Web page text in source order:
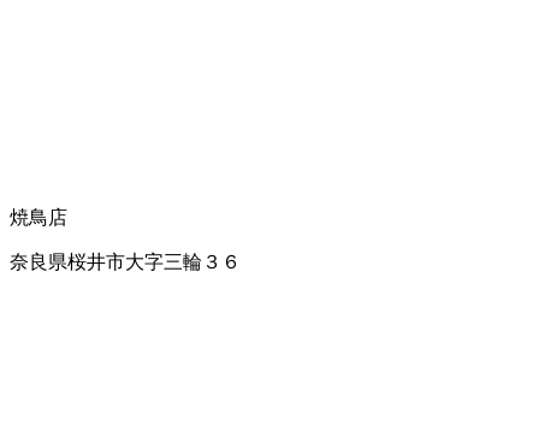
焼鳥店
奈良県桜井市大字三輪３６